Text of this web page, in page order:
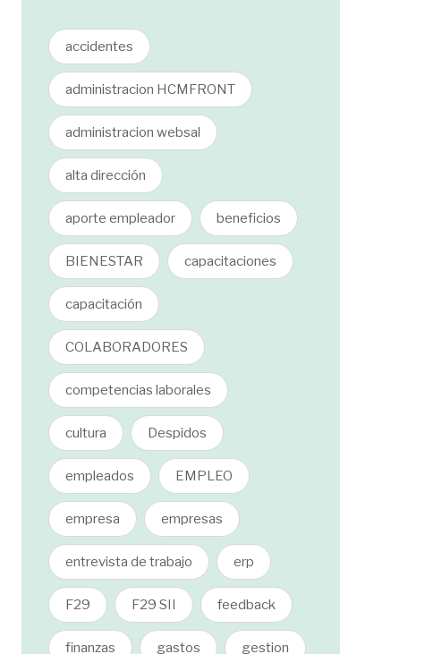
accidentes
administracion HCMFRONT
administracion websal
alta dirección
aporte empleador beneficios
BIENESTAR capacitaciones
capacitación
COLABORADORES
competencias laborales
cultura Despidos
empleados EMPLEO
empresa empresas
entrevista de trabajo erp
F29 F29 SII feedback
finanzas gastos gestion